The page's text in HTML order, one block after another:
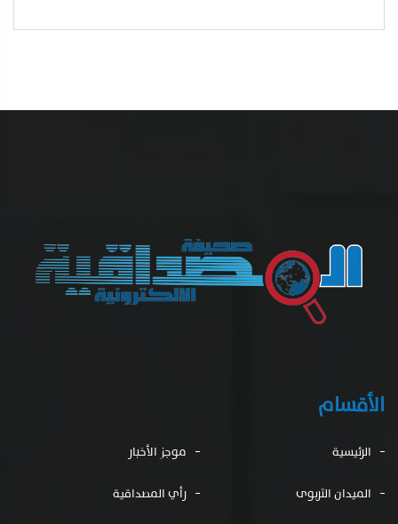
الأقسام
الرئيسية موجز الأخبار
الميدان التربوى رأي المصداقية